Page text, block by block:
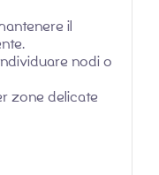
il
nodi o
zone delicate